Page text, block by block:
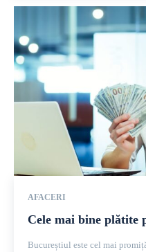
AFACERI
Cele mai bine plătite
Bucureștiul este cel mai